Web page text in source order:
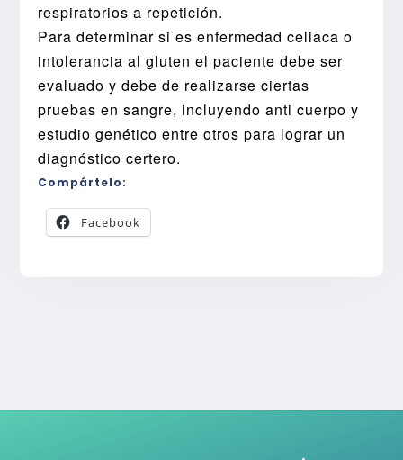
respiratorios a repetición.
Para determinar si es enfermedad celiaca o
intolerancia al gluten el paciente debe ser
evaluado y debe de realizarse ciertas
pruebas en sangre, incluyendo anti cuerpo y
estudio genético entre otros para lograr un
diagnóstico certero.
Compártelo:
Facebook